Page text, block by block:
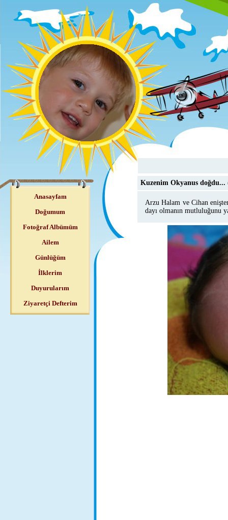
Anasayfam
Doğumum
Fotoğraf Albümüm
Ailem
Günlüğüm
İlklerim
Duyurularım
Ziyaretçi Defterim
Kuzenim Okyanus doğdu...
Arzu Halam ve Cihan
dayı olmanın mutluluğunu